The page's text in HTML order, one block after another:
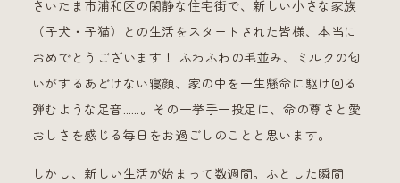
さいたま市浦和区の閑静な住宅街で、新しい小さな家族
（子犬・子猫）との生活をスタートされた皆様、本当に
おめでとうございます！ ふわふわの毛並み、ミルクの匂
いがするあどけない寝顔、家の中を一生懸命に駆け回る
弾むような足音……。その一挙手一投足に、命の尊さと愛
おしさを感じる毎日をお過ごしのことと思います。
しかし、新しい生活が始まって数週間。ふとした瞬間